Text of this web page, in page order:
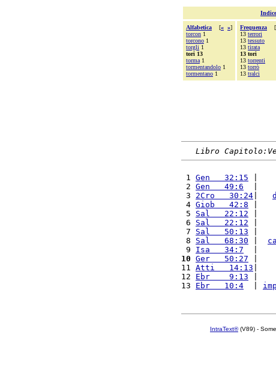
Indice
Alfabetica [« »]
torcon 1
torcono 1
torgli 1
tori 13
torma 1
tormentandolo 1
tormentano 1
Frequenza [
13 terrori
13 tessuto
13 tirata
13 tori
13 torrenti
13 torrò
13 tralci
Libro
1 Gen   32:15 |
2 Gen   49:6
|
3 2Cro   30:24
4 Giob   42:8 |
5 Sal   22:12 |
6 Sal   22:12 |
7 Sal   50:13 |
8 Sal   68:30
9 Isa   34:7
10 Ger   50:27 |
11 Atti   14:13
12 Ebr    9:13 |
13 Ebr   10:4
IntraText®(V89) -